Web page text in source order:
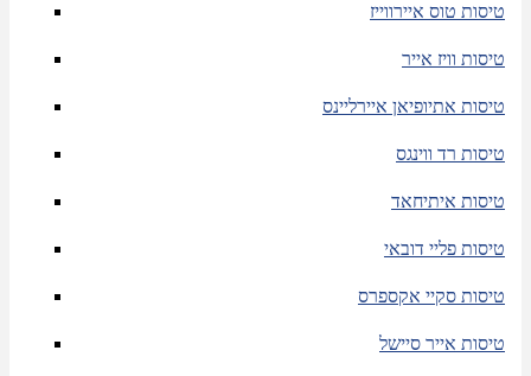
טיסות טוס איירווייז
טיסות וויז אייר
טיסות אתיופיאן איירליינס
טיסות רד ווינגס
טיסות איתיחאד
טיסות פליי דובאי
טיסות סקיי אקספרס
טיסות אייר סיישל